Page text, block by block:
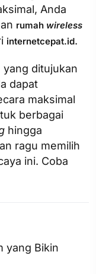
Anda
rumah wireless
internetcepat.id.
ditujukan
dapat
maksimal
berbagai
hingga
ragu memilih
ini. Coba
yang Bikin